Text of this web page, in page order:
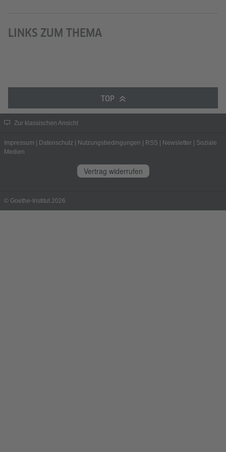
LINKS ZUM THEMA
TOP
Zur klassischen Ansicht
Impressum Datenschutz Nutzungsbedingungen RSS Newsletter
Soziale
Medien
Vertrag widerrufen
© Goethe-Institut 2026